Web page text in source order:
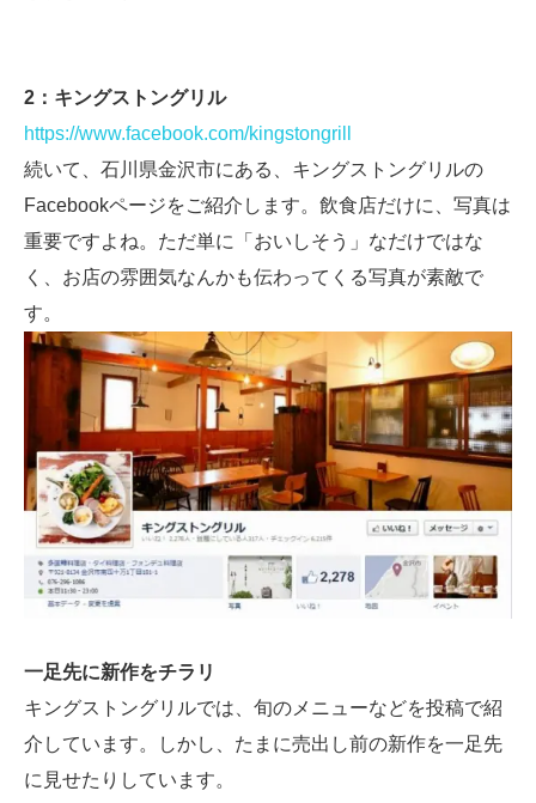
2：キングストングリル
https://www.facebook.com/kingstongrill
続いて、石川県金沢市にある、キングストングリルの
Facebookページをご紹介します。飲食店だけに、写真は
重要ですよね。ただ単に「おいしそう」なだけではな
く、お店の雰囲気なんかも伝わってくる写真が素敵で
す。
一足先に新作をチラリ
キングストングリルでは、旬のメニューなどを投稿で紹
介しています。しかし、たまに売出し前の新作を一足先
に見せたりしています。